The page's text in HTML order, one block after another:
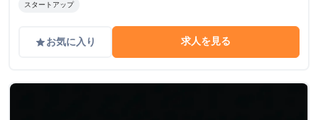
スタートアップ
gradeお気に入り 求人を見る